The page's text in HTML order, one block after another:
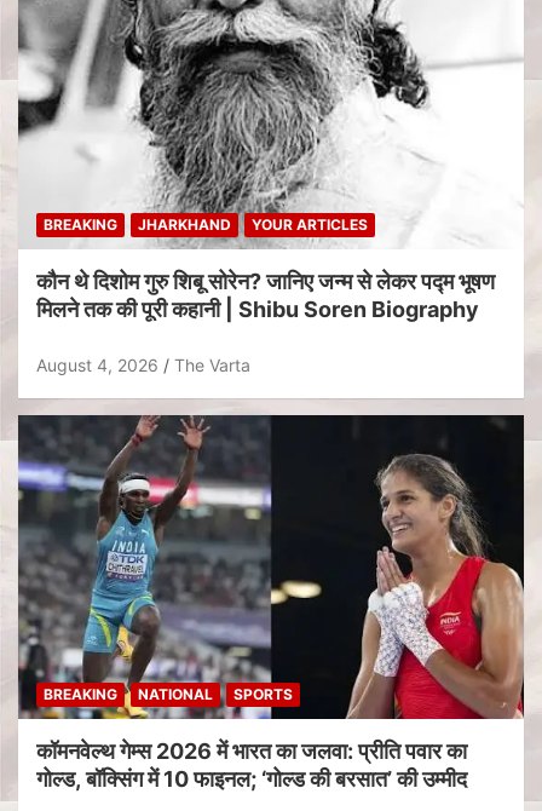
BREAKING JHARKHAND YOUR ARTICLES
कौन थे दिशोम गुरु शिबू सोरेन? जानिए जन्म से लेकर पद्म भूषण
मिलने तक की पूरी कहानी | Shibu Soren Biography
August 4, 2026 The Varta
BREAKING NATIONAL SPORTS
कॉमनवेल्थ गेम्स 2026 में भारत का जलवा: प्रीति पवार का
गोल्ड, बॉक्सिंग में 10 फाइनल; ‘गोल्ड की बरसात’ की उम्मीद